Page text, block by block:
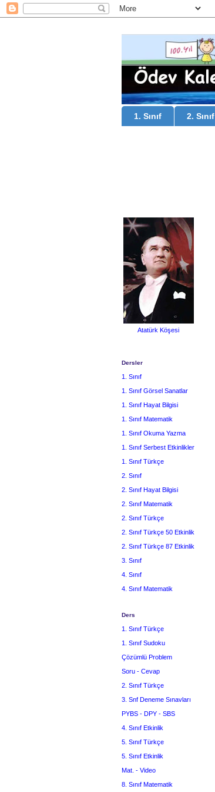
1. Sınıf 2. Sınıf
Atatürk Köşesi
Dersler
1. Sınıf
1. Sınıf Görsel Sanatlar
1. Sınıf Hayat Bilgisi
1. Sınıf Matematik
1. Sınıf Okuma Yazma
1. Sınıf Serbest Etkinlikler
1. Sınıf Türkçe
2. Sınıf
2. Sınıf Hayat Bilgisi
2. Sınıf Matematik
2. Sınıf Türkçe
2. Sınıf Türkçe 50 Etkinlik
2. Sınıf Türkçe 87 Etkinlik
3. Sınıf
4. Sınıf
4. Sınıf Matematik
Ders
1. Sınıf Türkçe
1. Sınıf Sudoku
Çözümlü Problem
Soru - Cevap
2. Sınıf Türkçe
3. Snf Deneme Sınavları
PYBS - DPY - SBS
4. Sınıf Etkinlik
5. Sınıf Türkçe
5. Sınıf Etkinlik
Mat. - Video
8. Sınıf Matematik